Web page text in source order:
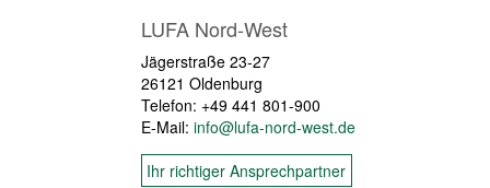
LUFA Nord-West
Jägerstraße 23-27
26121 Oldenburg
Telefon: +49 441 801-900
E-Mail: info@lufa-nord-west.de
Ihr richtiger Ansprechpartner